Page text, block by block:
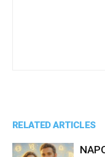
RELATED ARTICLES